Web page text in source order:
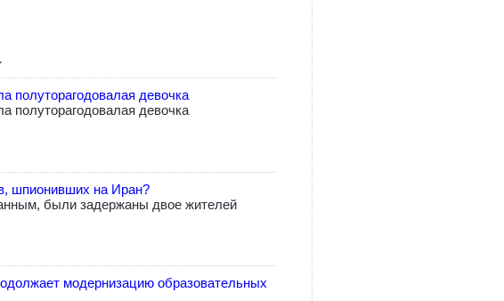
полуторагодовалая девочка
полуторагодовалая девочка
шпионивших на Иран?
были задержаны двое жителей
модернизацию образовательных